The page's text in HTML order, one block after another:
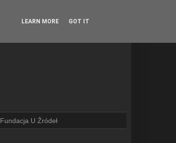
Fundacja U Źródeł
LEARN MORE GOT IT